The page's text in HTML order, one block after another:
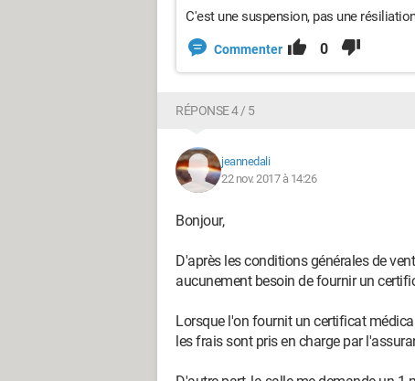
C'est une suspension, pas une
Commenter 0
RÉPONSE 4 / 5
jeannedali
22 nov. 2017 à 14:26
Bonjour,
D'après les conditions générales de
aucunement besoin de fournir un
Lorsque l'on fournit un certificat
les frais sont pris en charge par